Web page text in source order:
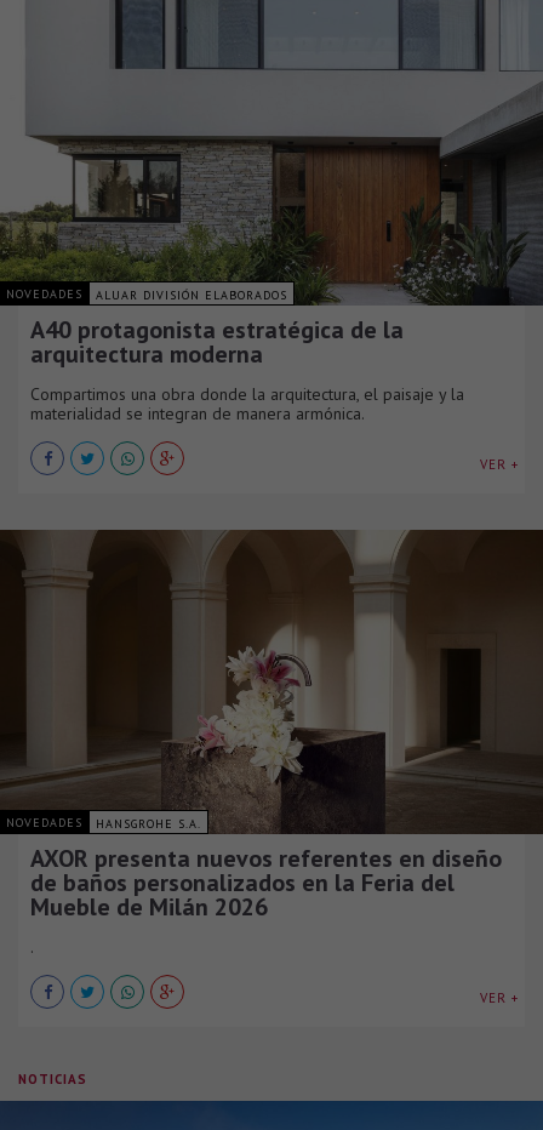
NOVEDADES ALUAR DIVISIÓN ELABORADOS
A40 protagonista estratégica de la
arquitectura moderna
Compartimos una obra donde la arquitectura, el paisaje y la
materialidad se integran de manera armónica.
VER +
NOVEDADES HANSGROHE S.A.
AXOR presenta nuevos referentes en diseño
de baños personalizados en la Feria del
Mueble de Milán 2026
.
VER +
NOTICIAS